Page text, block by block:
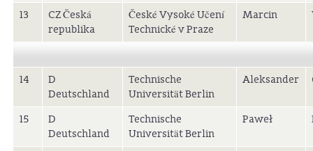
13
CZ Česká
republika
České Vysoké Učení
Technické v Praze
Marcin
14
D
Deutschland
Technische
Universität Berlin
Aleksander
15
D
Deutschland
Technische
Universität Berlin
Paweł